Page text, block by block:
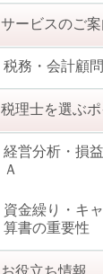
サービスのご案
税務・会計顧問
税理士を選ぶポ
経営分析・損
Ａ
資金繰り・キ
算書の重要性